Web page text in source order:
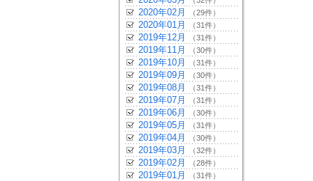
2020年02月 （29件）
2020年01月 （31件）
2019年12月 （31件）
2019年11月 （30件）
2019年10月 （31件）
2019年09月 （30件）
2019年08月 （31件）
2019年07月 （31件）
2019年06月 （30件）
2019年05月 （31件）
2019年04月 （30件）
2019年03月 （32件）
2019年02月 （28件）
2019年01月 （31件）